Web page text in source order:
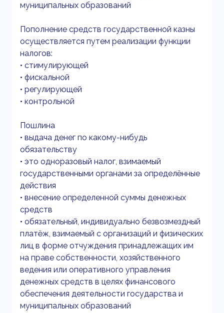
муниципальных образований
Пополнение средств государственной казны
осуществляется путем реализации функции
налогов:
• стимулирующей
• фискальной
• регулирующей
• контрольной
Пошлина
• выдача денег по какому-нибудь
обязательству
• это одноразовый налог, взимаемый
государственными органами за определённые
действия
• внесение определенной суммы денежных
средств
• обязательный, индивидуально безвозмездный
платёж, взимаемый с организаций и физических
лиц в форме отчуждения принадлежащих им
на праве собственности, хозяйственного
ведения или оперативного управления
денежных средств в целях финансового
обеспечения деятельности государства и
муниципальных образований